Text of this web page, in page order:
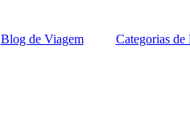
Blog de Viagem Categorias de